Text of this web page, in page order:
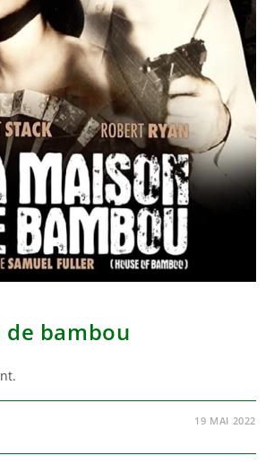
de bambou
19 MAI 2022